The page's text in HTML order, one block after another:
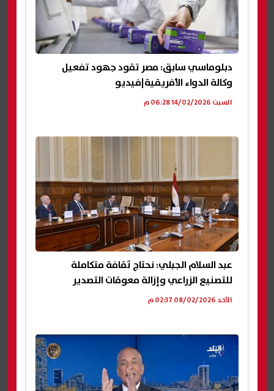
دبلوماسي سابق: مصر تقود جهود تفعيل
وكالة الدواء الأفريقية|فيديو
السبت 14/02/2026 06:28 م
عبد السلام الجبلي: نحتاج ثقافة متكاملة
للتصنيع الزراعي وإزالة معوقات التصدير
الأحد 08/02/2026 02:37 م